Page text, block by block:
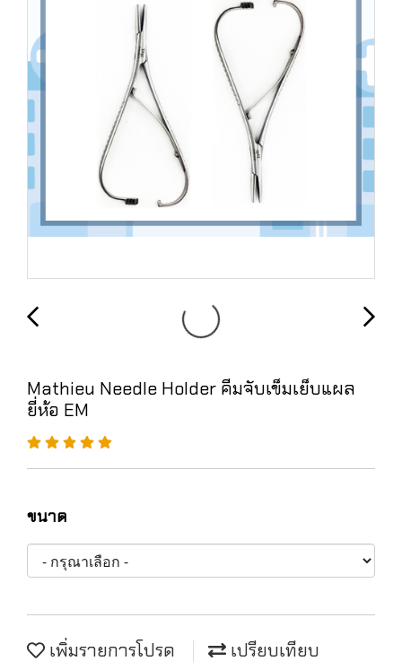
Mathieu Needle Holder คีมจับเข็มเย็บแผล
ยี่ห้อ EM
ขนาด
เพิ่มรายการโปรด เปรียบเทียบ